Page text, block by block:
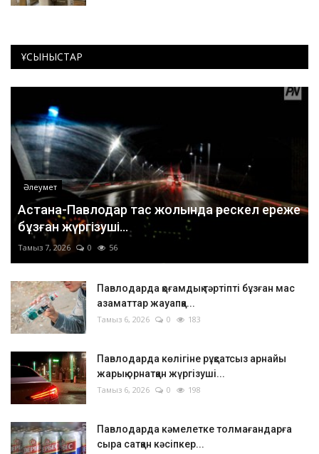
ҰСЫНЫСТАР
Әлеумет
Астана-Павлодар тас жолында өрескел ереже
бұзған жүргізуші...
Тамыз 7, 2026 0 56
Павлодарда қоғамдық тәртіпті бұзған мас
азаматтар жауапқа...
Тамыз 6, 2026 0 183
Павлодарда көлігіне рұқсатсыз арнайы
жарық орнатқан жүргізуші...
Тамыз 6, 2026 0 198
Павлодарда кәмелетке толмағандарға
сыра сатқан кәсіпкер...